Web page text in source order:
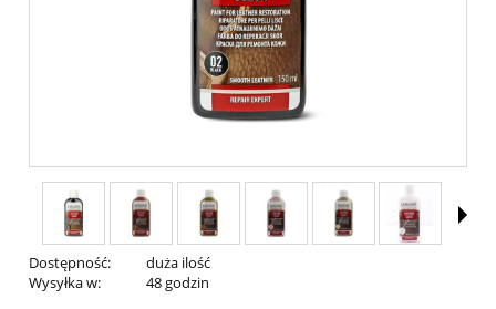
Dostępność:
duża ilość
Wysyłka w:
48 godzin